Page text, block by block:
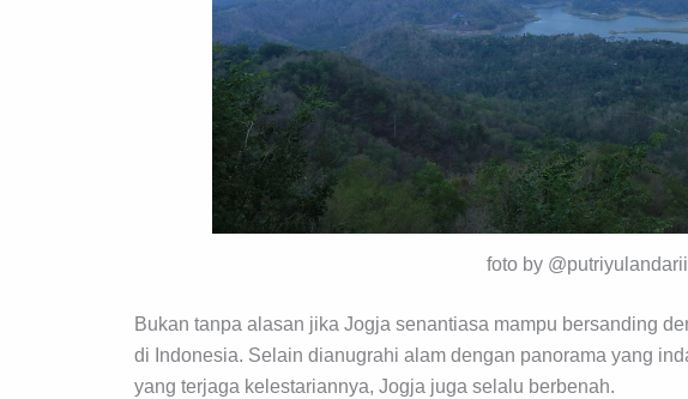
foto by
Bukan tanpa alasan jika Jogja senantiasa mampu bersanding
di Indonesia. Selain dianugrahi alam dengan panorama yang
yang terjaga kelestariannya, Jogja juga selalu berbenah.